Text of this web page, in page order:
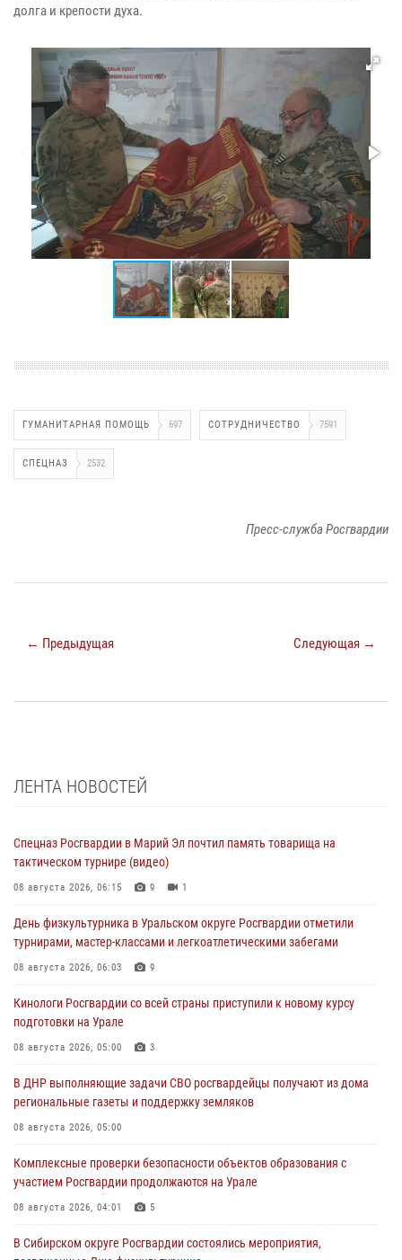
долга и крепости духа.
ГУМАНИТАРНАЯ ПОМОЩЬ 697 СОТРУДНИЧЕСТВО 7591
СПЕЦНАЗ 2532
Пресс-служба Росгвардии
← Предыдущая Следующая →
ЛЕНТА НОВОСТЕЙ
Спецназ Росгвардии в Марий Эл почтил память товарища на
тактическом турнире (видео)
08 августа 2026, 06:15 9 1
День физкультурника в Уральском округе Росгвардии отметили
турнирами, мастер-классами и легкоатлетическими забегами
08 августа 2026, 06:03 9
Кинологи Росгвардии со всей страны приступили к новому курсу
подготовки на Урале
08 августа 2026, 05:00 3
В ДНР выполняющие задачи СВО росгвардейцы получают из дома
региональные газеты и поддержку земляков
08 августа 2026, 05:00
Комплексные проверки безопасности объектов образования с
участием Росгвардии продолжаются на Урале
08 августа 2026, 04:01 5
В Сибирском округе Росгвардии состоялись мероприятия,